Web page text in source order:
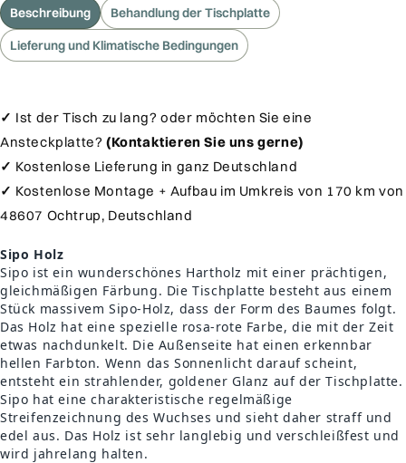
100
x
7
100
x
7
Beschreibung
Behandlung der Tischplatte
Lieferung und Klimatische Bedingungen
✓ Ist der Tisch zu lang? oder möchten Sie eine
Ansteckplatte? (Kontaktieren Sie uns gerne)
✓ Kostenlose Lieferung in ganz Deutschland
✓ Kostenlose Montage + Aufbau im Umkreis von 170 km von
48607 Ochtrup, Deutschland
Sipo Holz
Sipo ist ein wunderschönes Hartholz mit einer prächtigen,
gleichmäßigen Färbung. Die Tischplatte besteht aus einem
Stück massivem Sipo-Holz, dass der Form des Baumes folgt.
Das Holz hat eine spezielle rosa-rote Farbe, die mit der Zeit
etwas nachdunkelt. Die Außenseite hat einen erkennbar
hellen Farbton. Wenn das Sonnenlicht darauf scheint,
entsteht ein strahlender, goldener Glanz auf der Tischplatte.
Sipo hat eine charakteristische regelmäßige
Streifenzeichnung des Wuchses und sieht daher straff und
edel aus. Das Holz ist sehr langlebig und verschleißfest und
wird jahrelang halten.